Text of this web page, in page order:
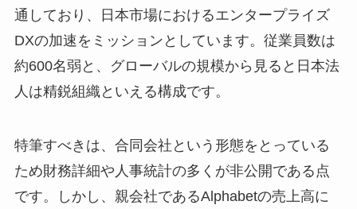
通しており、日本市場におけるエンタープライズ
DXの加速をミッションとしています。従業員数は
約600名弱と、グローバルの規模から見ると日本法
人は精鋭組織といえる構成です。
特筆すべきは、合同会社という形態をとっている
ため財務詳細や人事統計の多くが非公開である点
です。しかし、親会社であるAlphabetの売上高に